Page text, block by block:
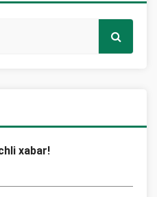
xabar!